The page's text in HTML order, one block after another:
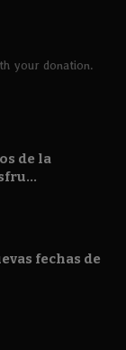
your donation.
de la
fechas de